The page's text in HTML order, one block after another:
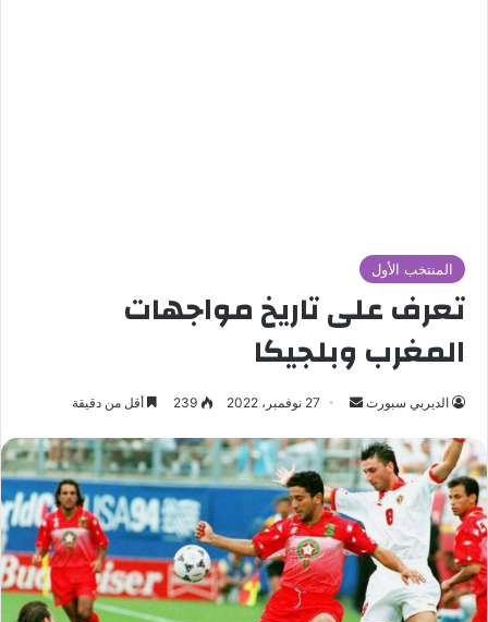
المنتخب الأول
تعرف على تاريخ مواجهات
المغرب وبلجيكا
الديربي سبورت
س
ل
ر
ي
د
ا
27 نوفمبر، 2022 239 أقل من دقيقة